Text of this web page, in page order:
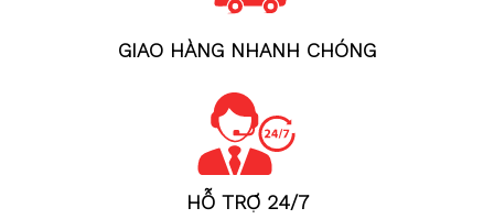
GIAO HÀNG NHANH CHÓNG
HỖ TRỢ 24/7